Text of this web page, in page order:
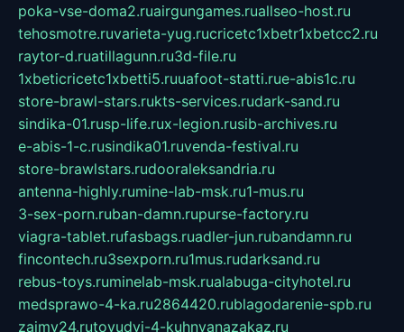
poka-vse-doma2.ruairgungames.ruallseo-host.ru
tehosmotre.ruvarieta-yug.rucricetc1xbetr1xbetcc2.ru
raytor-d.ruatillagunn.ru3d-file.ru
1xbeticricetc1xbetti5.ruuafoot-statti.rue-abis1c.ru
store-brawl-stars.rukts-services.rudark-sand.ru
sindika-01.rusp-life.rux-legion.rusib-archives.ru
e-abis-1-c.rusindika01.ruvenda-festival.ru
store-brawlstars.rudooraleksandria.ru
antenna-highly.rumine-lab-msk.ru1-mus.ru
3-sex-porn.ruban-damn.rupurse-factory.ru
viagra-tablet.rufasbags.ruadler-jun.rubandamn.ru
fincontech.ru3sexporn.ru1mus.rudarksand.ru
rebus-toys.ruminelab-msk.rualabuga-cityhotel.ru
medsprawo-4-ka.ru2864420.rublagodarenie-spb.ru
zajmy24.rutovudyi-4-kuhnyanazakaz.ru